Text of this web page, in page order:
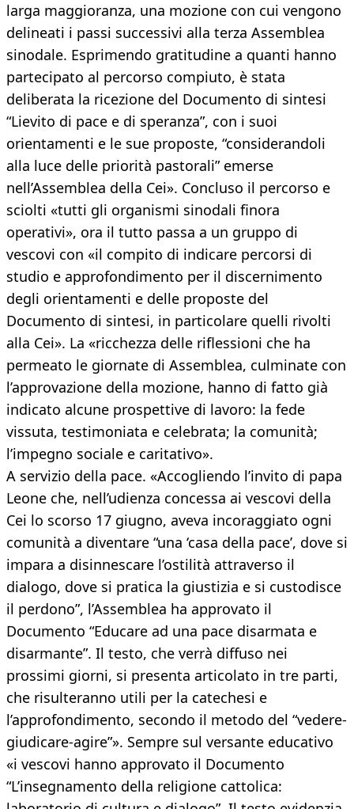
larga maggioranza, una mozione con cui vengono
delineati i passi successivi alla terza Assemblea
sinodale. Esprimendo gratitudine a quanti hanno
partecipato al percorso compiuto, è stata
deliberata la ricezione del Documento di sintesi
“Lievito di pace e di speranza”, con i suoi
orientamenti e le sue proposte, “considerandoli
alla luce delle priorità pastorali” emerse
nell’Assemblea della Cei». Concluso il percorso e
sciolti «tutti gli organismi sinodali finora
operativi», ora il tutto passa a un gruppo di
vescovi con «il compito di indicare percorsi di
studio e approfondimento per il discernimento
degli orientamenti e delle proposte del
Documento di sintesi, in particolare quelli rivolti
alla Cei». La «ricchezza delle riflessioni che ha
permeato le giornate di Assemblea, culminate con
l’approvazione della mozione, hanno di fatto già
indicato alcune prospettive di lavoro: la fede
vissuta, testimoniata e celebrata; la comunità;
l’impegno sociale e caritativo».
A servizio della pace. «Accogliendo l’invito di papa
Leone che, nell’udienza concessa ai vescovi della
Cei lo scorso 17 giugno, aveva incoraggiato ogni
comunità a diventare “una ‘casa della pace’, dove si
impara a disinnescare l’ostilità attraverso il
dialogo, dove si pratica la giustizia e si custodisce
il perdono”, l’Assemblea ha approvato il
Documento “Educare ad una pace disarmata e
disarmante”. Il testo, che verrà diffuso nei
prossimi giorni, si presenta articolato in tre parti,
che risulteranno utili per la catechesi e
l’approfondimento, secondo il metodo del “vedere-
giudicare-agire”». Sempre sul versante educativo
«i vescovi hanno approvato il Documento
“L’insegnamento della religione cattolica: